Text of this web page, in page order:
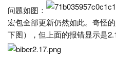
问题如图：
宏包全部更新仍然如此。奇怪
下图），但上面的报错显示是